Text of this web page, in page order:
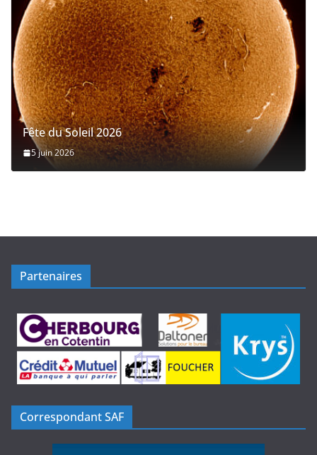
Fête du Soleil 2026
5 juin 2026
Partenaires
Correspondant SAF